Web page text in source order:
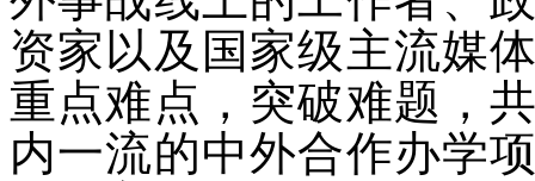
资家以及国家级主流媒
重点难点，突破难题，
内一流的中外合作办学